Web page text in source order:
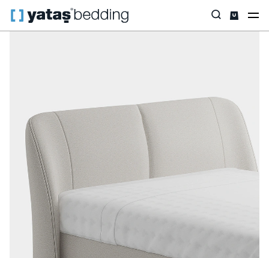
Anasayfa Baza & Başlık Baza & Başlık Marlin